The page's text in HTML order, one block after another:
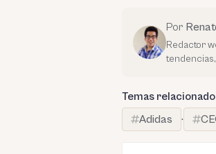
Por
Redactor
Temas
Adidas
·